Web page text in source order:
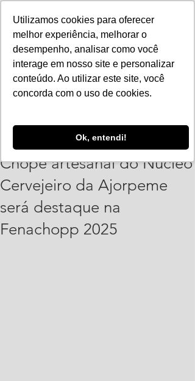
Utilizamos cookies para oferecer
melhor experiência, melhorar o
desempenho, analisar como você
interage em nosso site e personalizar
conteúdo. Ao utilizar este site, você
concorda com o uso de cookies.
Ok, entendi!
Chope artesanal do Núcleo
Cervejeiro da Ajorpeme
será destaque na
Fenachopp 2025
Vinicius Leonardo